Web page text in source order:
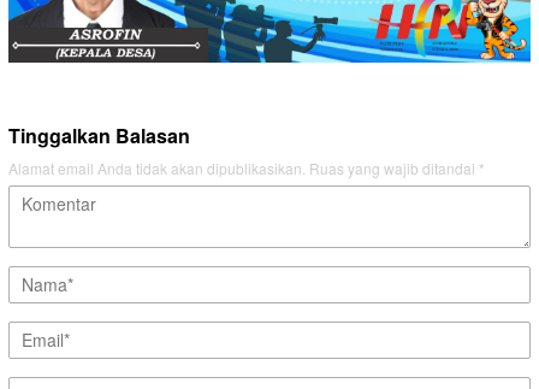
Tinggalkan Balasan
Alamat email Anda tidak akan dipublikasikan. Ruas yang wajib ditandai *